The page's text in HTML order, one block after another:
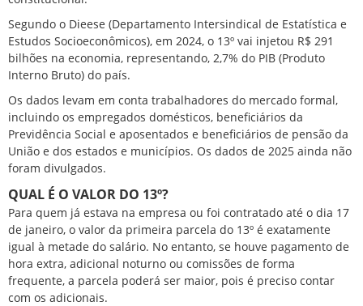
Segundo o Dieese (Departamento Intersindical de Estatística e
Estudos Socioeconômicos), em 2024, o 13º vai injetou R$ 291
bilhões na economia, representando, 2,7% do PIB (Produto
Interno Bruto) do país.
Os dados levam em conta trabalhadores do mercado formal,
incluindo os empregados domésticos, beneficiários da
Previdência Social e aposentados e beneficiários de pensão da
União e dos estados e municípios. Os dados de 2025 ainda não
foram divulgados.
QUAL É O VALOR DO 13º?
Para quem já estava na empresa ou foi contratado até o dia 17
de janeiro, o valor da primeira parcela do 13º é exatamente
igual à metade do salário. No entanto, se houve pagamento de
hora extra, adicional noturno ou comissões de forma
frequente, a parcela poderá ser maior, pois é preciso contar
com os adicionais.